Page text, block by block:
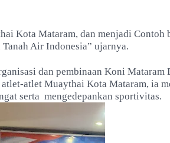
Kota Mataram, dan menjadi Contoh
Air Indonesia” ujarnya.
dan pembinaan Koni Mataram
atlet Muaythai Kota Mataram, ia
serta mengedepankan sportivitas.